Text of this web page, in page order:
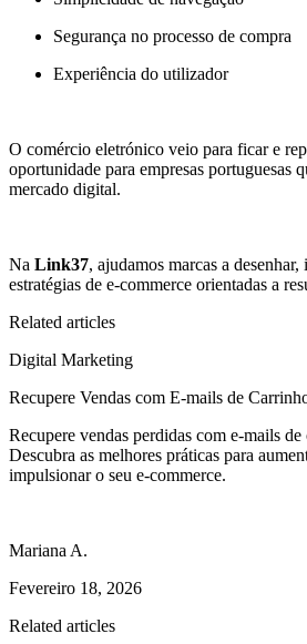
Segurança no processo de compra
Experiência do utilizador
O comércio eletrónico veio para ficar e
oportunidade para empresas portuguesas
mercado digital.
Na Link37, ajudamos marcas a
estratégias de e-commerce orientadas a
Related articles
Digital Marketing
Recupere Vendas com E-mails de
Recupere vendas perdidas com e-mails
Descubra as melhores práticas para
impulsionar o seu e-commerce.
Mariana A.
Fevereiro 18, 2026
Related articles